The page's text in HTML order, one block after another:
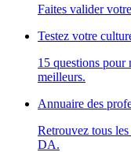
Faites valider
Testez votre
15 questions pour
meilleurs.
Annuaire des
Retrouvez tous
DA.